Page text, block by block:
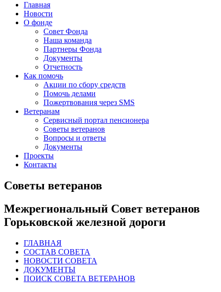
Главная
Новости
О фонде
Совет Фонда
Наша команда
Партнеры Фонда
Документы
Отчетность
Как помочь
Акции по сбору средств
Помочь делами
Пожертвования через SMS
Ветеранам
Сервисный портал пенсионера
Советы ветеранов
Вопросы и ответы
Документы
Проекты
Контакты
Советы ветеранов
Межрегиональный Совет ветеранов
Горьковской железной дороги
ГЛАВНАЯ
СОСТАВ СОВЕТА
НОВОСТИ СОВЕТА
ДОКУМЕНТЫ
ПОИСК СОВЕТА ВЕТЕРАНОВ